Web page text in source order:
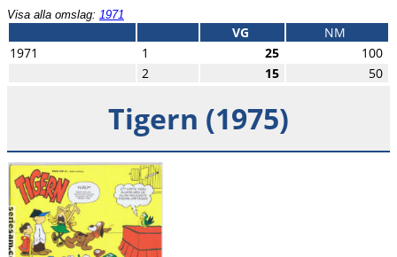
Visa alla omslag: 1971
VG
NM
1971
1 25
100
2
15 50
Tigern (1975)